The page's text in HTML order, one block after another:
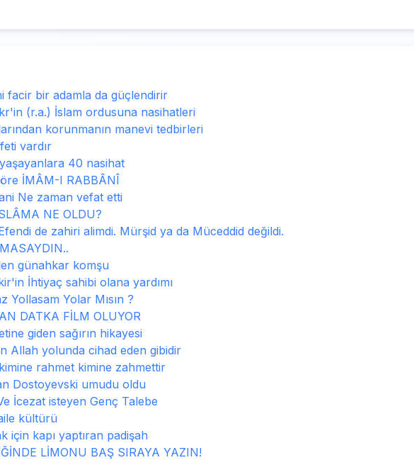
facir bir adamla da güçlendirir
(r.a.) İslam ordusuna nasihatleri
korunmanın manevi tedbirleri
vardır
40 nasihat
İMÂM-I RABBÂNÎ
Ne zaman vefat etti
NE OLDU?
de zahiri alimdi. Mürşid ya da Müceddid değildi.
günahkar komşu
İhtiyaç sahibi olana yardımı
Yollasam Yolar Mısın ?
DATKA FİLM OLUYOR
giden sağırın hikayesi
Allah yolunda cihad eden gibidir
rahmet kimine zahmettir
Dostoyevski umudu oldu
İcezat isteyen Genç Talebe
kültürü
için kapı yaptıran padişah
LİMONU BAŞ SIRAYA YAZIN!